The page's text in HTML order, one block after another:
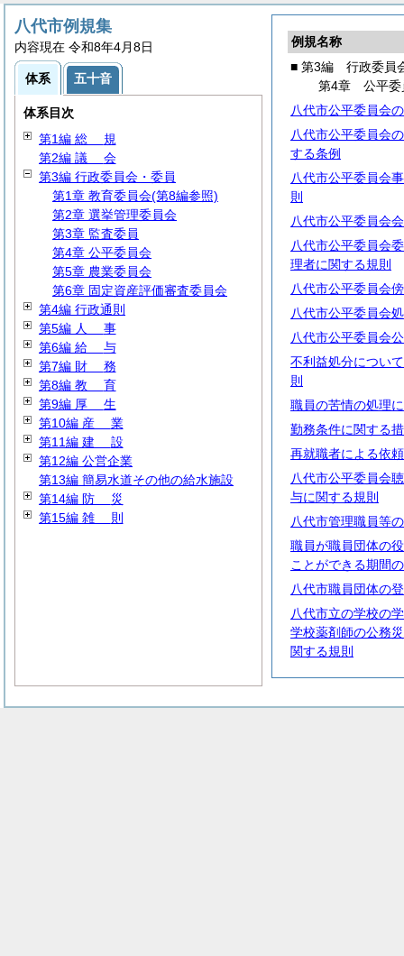
例規名称
■ 第3編 行政委員
第4章 公平委
八代市公平委員会
八代市公平委員会
する条例
八代市公平委員会
則
八代市公平委員会
八代市公平委員会
理者に関する規則
八代市公平委員会
八代市公平委員会
八代市公平委員会
不利益処分につい
則
職員の苦情の処理
勤務条件に関する
再就職者による依
八代市公平委員会
与に関する規則
八代市管理職員等
職員が職員団体の
ことができる期間
八代市職員団体の
八代市立の学校の
学校薬剤師の公務
関する規則
八代市例規集
内容現在 令和8年4月8日
体系 五十音
体系目次
第1編 総 規
第2編 議 会
第3編 行政委員会・委員
第1章 教育委員会(第8編参照)
第2章 選挙管理委員会
第3章 監査委員
第4章 公平委員会
第5章 農業委員会
第6章 固定資産評価審査委員会
第4編 行政通則
第5編 人 事
第6編 給 与
第7編 財 務
第8編 教 育
第9編 厚 生
第10編 産 業
第11編 建 設
第12編 公営企業
第13編 簡易水道その他の給水施設
第14編 防 災
第15編 雑 則